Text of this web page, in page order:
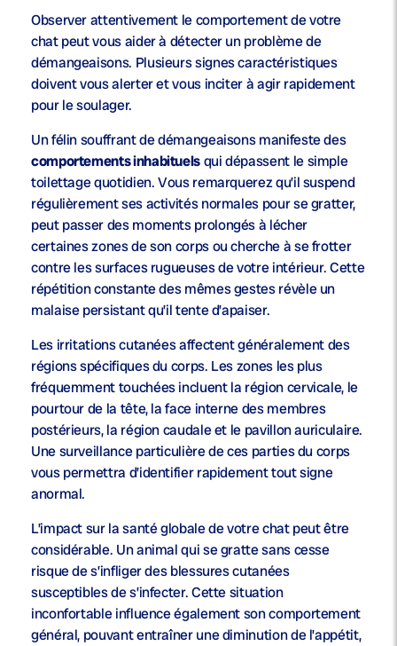
Observer attentivement le comportement de votre
chat peut vous aider à détecter un problème de
démangeaisons. Plusieurs signes caractéristiques
doivent vous alerter et vous inciter à agir rapidement
pour le soulager.
Un félin souffrant de démangeaisons manifeste des
comportements inhabituelsqui dépassent le simple
toilettage quotidien. Vous remarquerez qu’il suspend
régulièrement ses activités normales pour se gratter,
peut passer des moments prolongés à lécher
certaines zones de son corps ou cherche à se frotter
contre les surfaces rugueuses de votre intérieur. Cette
répétition constante des mêmes gestes révèle un
malaise persistant qu’il tente d’apaiser.
Les irritations cutanées affectent généralement des
régions spécifiques du corps. Les zones les plus
fréquemment touchées incluent la région cervicale, le
pourtour de la tête, la face interne des membres
postérieurs, la région caudale et le pavillon auriculaire.
Une surveillance particulière de ces parties du corps
vous permettra d’identifier rapidement tout signe
anormal.
L’impact sur la santé globale de votre chat peut être
considérable. Un animal qui se gratte sans cesse
risque de s’infliger des blessures cutanées
susceptibles de s’infecter. Cette situation
inconfortable influence également son comportement
général, pouvant entraîner une diminution de l’appétit,